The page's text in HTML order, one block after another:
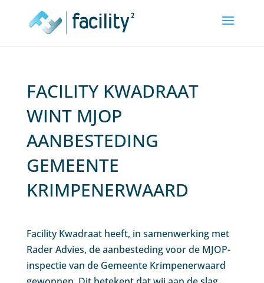
FACILITY KWADRAAT
WINT MJOP
AANBESTEDING
GEMEENTE
KRIMPENERWAARD
Facility Kwadraat heeft, in samenwerking met
Rader Advies, de aanbesteding voor de MJOP-
inspectie van de Gemeente Krimpenerwaard